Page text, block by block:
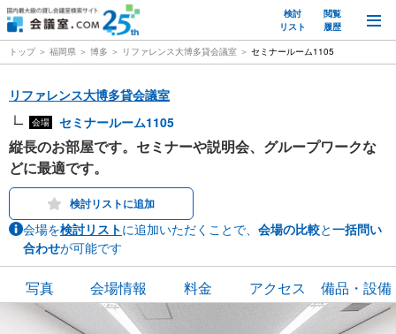
検討
リスト
閲覧
履歴
トップ 福岡県 博多 リファレンス大博多貸会議室 セミナールーム1105
リファレンス大博多貸会議室
会場 セミナールーム1105
縦長のお部屋です。セミナーや説明会、グループワークな
どに最適です。
検討リストに追加
会場を検討リストに追加いただくことで、 会場の比較と一括問い
合わせが可能です
写真 会場情報 料金 アクセス 備品・設備